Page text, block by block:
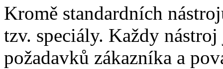
Kromě standardních
tzv. speciály. Každy
požadavků zákazníka a